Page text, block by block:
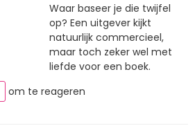
Waar baseer je die twijfel
op? Een uitgever kijkt
natuurlijk commercieel,
maar toch zeker wel met
liefde voor een boek.
om te reageren